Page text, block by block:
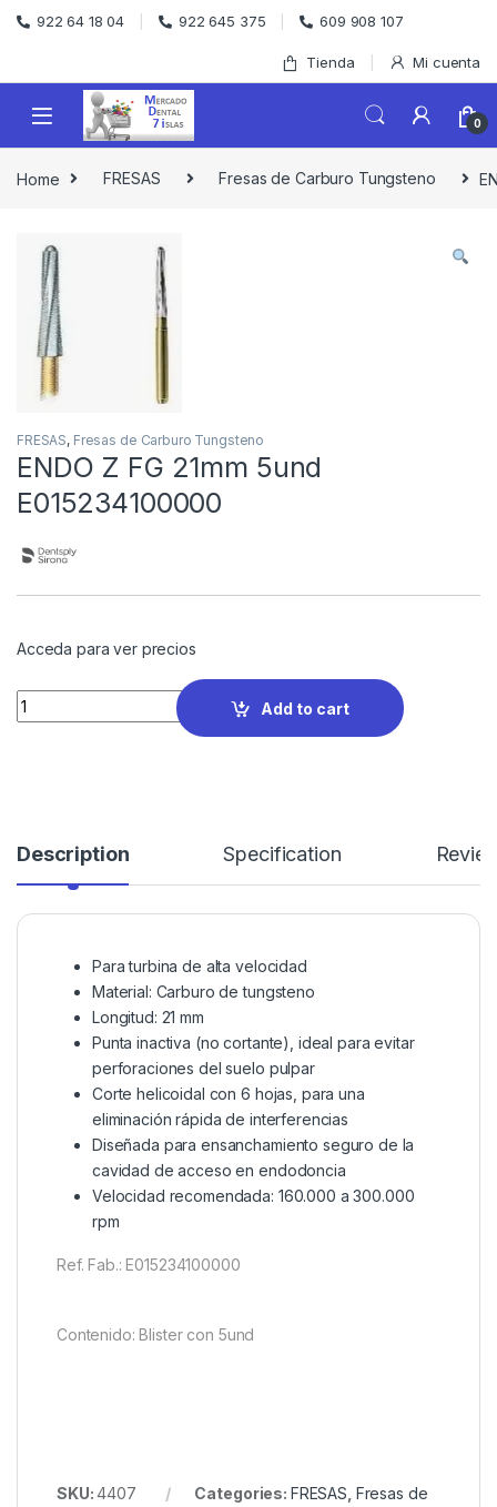
Skip to navigation
Skip to content
922 64 18 04 922 645 375 609 908 107
Tienda Mi cuenta
0
Home FRESAS Fresas de Carburo Tungsteno
FRESAS, Fresas de Carburo Tungsteno
ENDO Z FG 21mm 5und
E015234100000
Acceda para ver precios
Quantity
Add to cart
Description Specification
Para turbina de alta velocidad
Material: Carburo de tungsteno
Longitud: 21 mm
Punta inactiva (no cortante), ideal para evitar
perforaciones del suelo pulpar
Corte helicoidal con 6 hojas, para una
eliminación rápida de interferencias
Diseñada para ensanchamiento seguro de la
cavidad de acceso en endodoncia
Velocidad recomendada: 160.000 a 300.000
rpm
Ref. Fab.: E015234100000
Contenido: Blister con 5und
SKU:4407 Categories: FRESAS Fresas de